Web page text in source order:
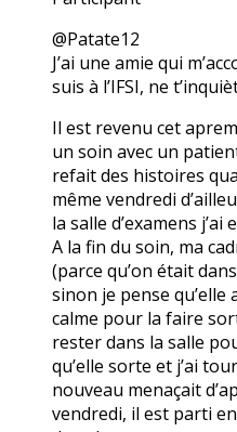
@Patate12
J’ai une amie qui
suis à l’IFSI, ne
Il est revenu cet
un soin avec un
refait des histoires
même vendredi
la salle d’examens
A la fin du soin, ma
(parce qu’on était
sinon je pense
calme pour la faire
rester dans la salle
qu’elle sorte et j’ai
nouveau menaçait
vendredi, il est parti